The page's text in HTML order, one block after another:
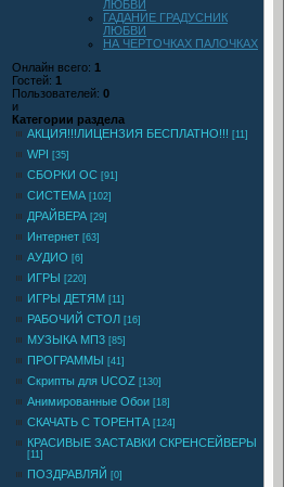
ЛЮБВИ
ГАДАНИЕ ГРАДУСНИК
ЛЮБВИ
НА ЧЕРТОЧКАХ ПАЛОЧКАХ
Онлайн всего: 1
Гостей: 1
Пользователей: 0
и
Категории раздела
АКЦИЯ!!!ЛИЦЕНЗИЯ БЕСПЛАТНО!!! [11]
WPI [35]
СБОРКИ ОС [91]
СИСТЕМА [102]
ДРАЙВЕРА [29]
Интернет [63]
АУДИО [6]
ИГРЫ [220]
ИГРЫ ДЕТЯМ [11]
РАБОЧИЙ СТОЛ [16]
МУЗЫКА МП3 [85]
ПРОГРАММЫ [41]
Скрипты для UCOZ [130]
Анимированные Обои [18]
СКАЧАТЬ С ТОРЕНТА [124]
КРАСИВЫЕ ЗАСТАВКИ СКРЕНСЕЙВЕРЫ
[11]
ПОЗДРАВЛЯЙ [0]